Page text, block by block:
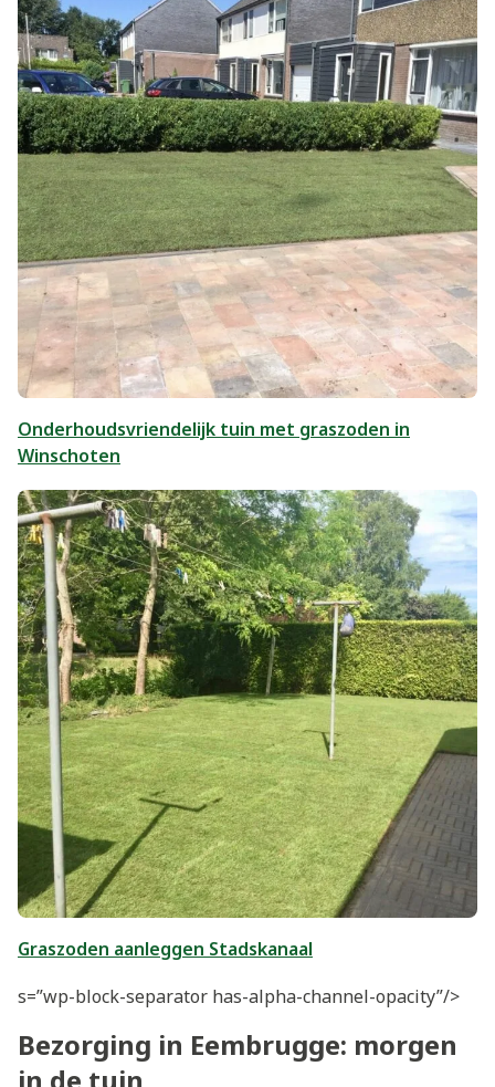
Onderhoudsvriendelijk tuin met graszoden in
Winschoten
Graszoden aanleggen Stadskanaal
s=”wp-block-separator has-alpha-channel-opacity”/>
Bezorging in Eembrugge: morgen